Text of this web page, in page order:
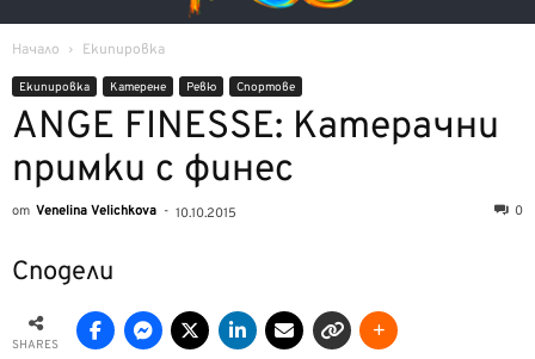
Начало Екипировка
Екипировка Катерене Ревю Спортове
ANGE FINESSE: Катерачни
примки с финес
от Venelina Velichkova - 10.10.2015 0
Сподели
SHARES